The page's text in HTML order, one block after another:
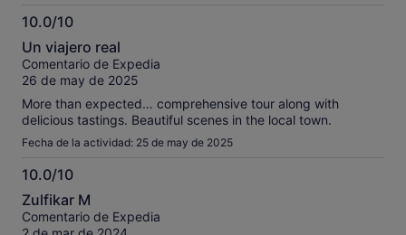
10.0/10
10.0
sobre
10
Un viajero real
Comentario de Expedia
26 de may de 2025
More than expected… comprehensive tour along with
delicious tastings. Beautiful scenes in the local town.
Fecha de la actividad: 25 de may de 2025
10.0/10
10.0
sobre
10
Zulfikar M
Comentario de Expedia